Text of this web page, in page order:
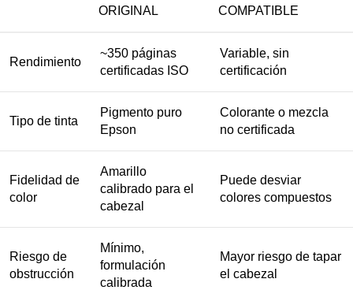
ORIGINAL
COMPATIBLE
Rendimiento
~350 páginas
certificadas ISO
Variable, sin
certificación
Tipo de tinta
Pigmento puro
Epson
Colorante o mezcla
no certificada
Fidelidad de
color
Amarillo
calibrado para el
cabezal
Puede desviar
colores compuestos
Riesgo de
obstrucción
Mínimo,
formulación
calibrada
Mayor riesgo de tapar
el cabezal